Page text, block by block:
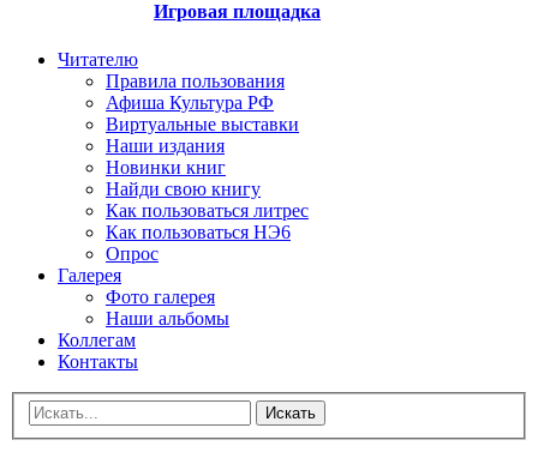
Игровая площадка
Читателю
Правила пользования
Афиша Культура РФ
Виртуальные выставки
Наши издания
Новинки книг
Найди свою книгу
Как пользоваться литрес
Как пользоваться НЭ6
Опрос
Галерея
Фото галерея
Наши альбомы
Коллегам
Контакты
Искать